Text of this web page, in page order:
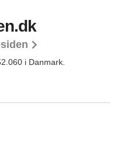
i Danmark.